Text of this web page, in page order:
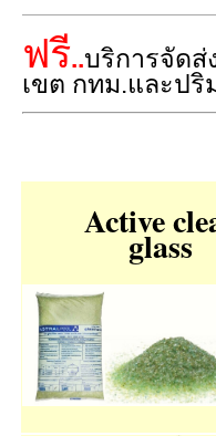
ฟรี..บริการจัดส่
เขต กทม.และป
Active
glass